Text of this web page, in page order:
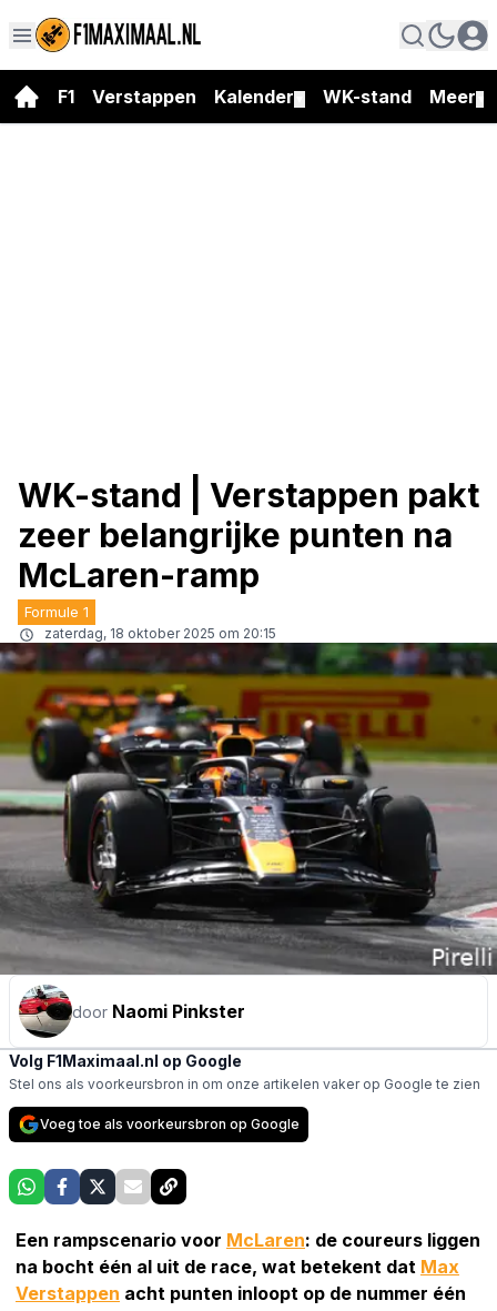
F1 Verstappen Kalender WK-stand Meer
WK-stand | Verstappen pakt
zeer belangrijke punten na
McLaren-ramp
Formule 1
zaterdag, 18 oktober 2025 om 20:15
door Naomi Pinkster
Volg F1Maximaal.nl op Google
Stel ons als voorkeursbron in om onze artikelen vaker op Google te zien
Voeg toe als voorkeursbron op Google
Een rampscenario voor McLaren: de coureurs liggen
na bocht één al uit de race, wat betekent dat Max
Verstappen acht punten inloopt op de nummer één